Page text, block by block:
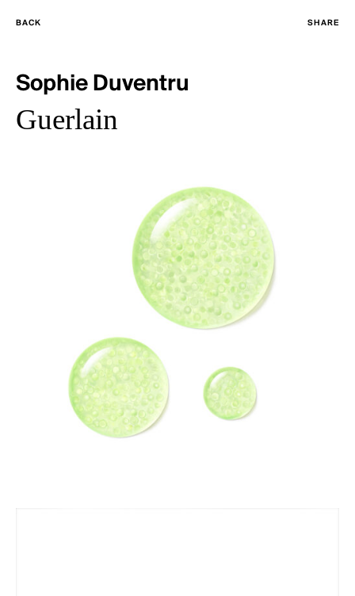
Sophie Duventru
Guerlain
BACK SHARE